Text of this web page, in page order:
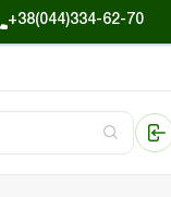
+38(044)334-62-70